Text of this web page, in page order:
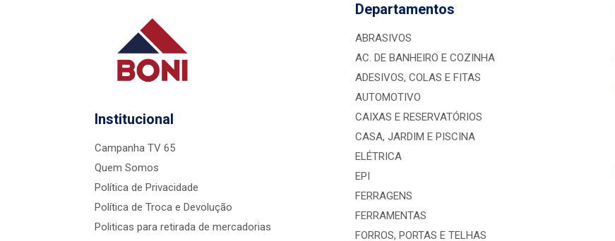
Institucional
Campanha TV 65
Quem Somos
Política de Privacidade
Política de Troca e Devolução
Politicas para retirada de mercadorias
Departamentos
ABRASIVOS
AC. DE BANHEIRO E COZINHA
ADESIVOS, COLAS E FITAS
AUTOMOTIVO
CAIXAS E RESERVATÓRIOS
CASA, JARDIM E PISCINA
ELÉTRICA
EPI
FERRAGENS
FERRAMENTAS
FORROS, PORTAS E TELHAS